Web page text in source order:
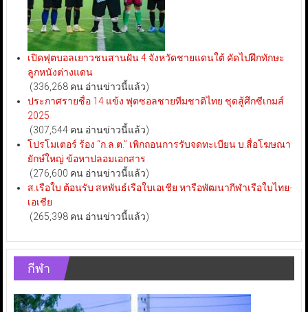
เปิดฟุตบอลเยาวชนสานฝัน 4 จังหวัดชายแดนใต้ คัดไปฝึกทักษะ
ลูกหนังต่างแดน
(336,268 คน อ่านข่าวนี้แล้ว)
ประกาศรายชื่อ 14 แข้ง ฟุตซอลชายทีมชาติไทย ชุดสู้ศึกซีเกมส์
2025
(307,544 คน อ่านข่าวนี้แล้ว)
โปรโมเตอร์ ร้อง “ก.ล.ต.” เพิกถอนการรับจดทะเบียน บ.สื่อโฆษณา
ยักษ์ใหญ่ ข้อหาปลอมเอกสาร
(276,600 คน อ่านข่าวนี้แล้ว)
ส.เรือใบ ต้อนรับ สหพันธ์เรือใบเอเชีย หารือพัฒนากีฬาเรือใบไทย-
เอเชีย
(265,398 คน อ่านข่าวนี้แล้ว)
กีฬา